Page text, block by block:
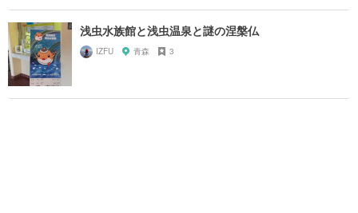
浅虫水族館と浅虫温泉と謎の涅槃仏
IZFU 青森 3